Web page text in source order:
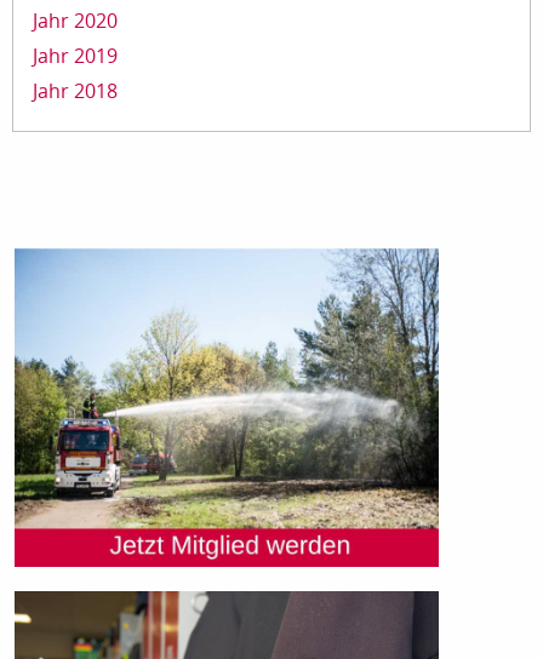
Jahr 2020
Jahr 2019
Jahr 2018